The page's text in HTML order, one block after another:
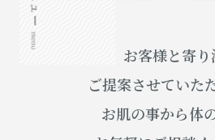
お客様と寄り
ご提案させていた
お肌の事から体